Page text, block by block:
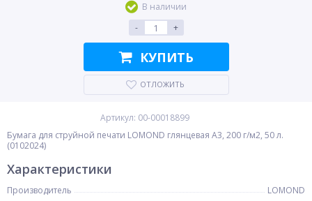
В наличии
-
+
КУПИТЬ
ОТЛОЖИТЬ
Артикул: 00-00018899
Бумага для струйной печати LOMOND глянцевая A3, 200 г/м2, 50 л.
(0102024)
Характеристики
Производитель
LOMOND